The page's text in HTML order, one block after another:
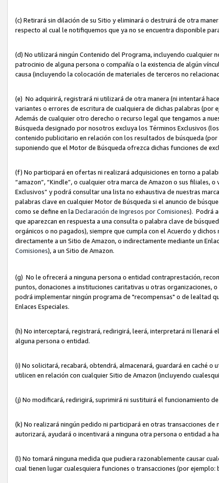
(c) Retirará sin dilación de su Sitio y eliminará o destruirá de otra
respecto al cual le notifiquemos que ya no se encuentra disponible
(d) No utilizará ningún Contenido del Programa, incluyendo cualquier
patrocinio de alguna persona o compañía o la existencia de algún
causa (incluyendo la colocación de materiales de terceros no
(e) No adquirirá, registrará ni utilizará de otra manera (ni intentará
variantes o errores de escritura de cualquiera de dichas palabras (por
Además de cualquier otro derecho o recurso legal que tengamos a
Búsqueda designado por nosotros excluya los Términos Exclusivos
contenido publicitario en relación con los resultados de búsqueda
suponiendo que el Motor de Búsqueda ofrezca dichas funciones de
(f) No participará en ofertas ni realizará adquisiciones en torno a
“amazon”, “Kindle”, o cualquier otra marca de Amazon o sus filiales,
Exclusivos” y podrá consultar una lista no exhaustiva de nuestras
palabras clave en cualquier Motor de Búsqueda si el anuncio de
como se define en la Declaración de Ingresos por Comisiones). Podrá
que aparezcan en respuesta a una consulta o palabra clave de
orgánicos o no pagados), siempre que cumpla con el Acuerdo y
directamente a un Sitio de Amazon, o indirectamente mediante un
Comisiones), a un Sitio de Amazon.
(g) No le ofrecerá a ninguna persona o entidad contraprestación,
puntos, donaciones a instituciones caritativas u otras organizaciones,
podrá implementar ningún programa de "recompensas" o de lealtad
Enlaces Especiales.
(h) No interceptará, registrará, redirigirá, leerá, interpretará ni
alguna persona o entidad.
(i) No solicitará, recabará, obtendrá, almacenará, guardará en caché
utilicen en relación con cualquier Sitio de Amazon (incluyendo
(j) No modificará, redirigirá, suprimirá ni sustituirá el funcionamiento
(k) No realizará ningún pedido ni participará en otras transacciones
autorizará, ayudará o incentivará a ninguna otra persona o entidad a
(l) No tomará ninguna medida que pudiera razonablemente causar
cual tienen lugar cualesquiera funciones o transacciones (por